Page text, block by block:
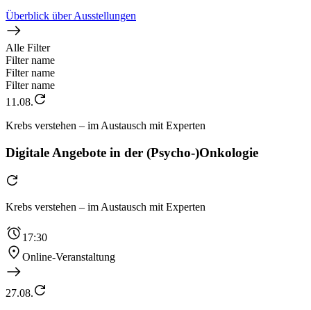
Überblick über Ausstellungen
Alle Filter
Filter name
Filter name
Filter name
11.08.
Krebs verstehen – im Austausch mit Experten
Digitale Angebote in der (Psycho-)Onkologie
Krebs verstehen – im Austausch mit Experten
17:30
Online-Veranstaltung
27.08.